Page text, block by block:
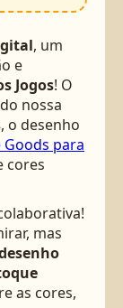
, um
e
Jogos! O
nossa
, o desenho
Goods para
cores
mas
as cores,